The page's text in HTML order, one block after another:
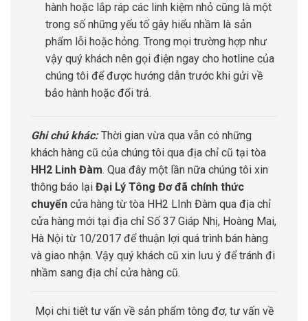
hành hoặc lắp ráp các linh kiệm nhỏ cũng là một
trong số những yếu tố gây hiểu nhầm là sản
phẩm lỗi hoặc hỏng. Trong mọi trường hợp như
vậy quý khách nên gọi điện ngay cho hotline của
chúng tôi để được hướng dẫn trước khi gửi về
bảo hành hoặc đổi trả.
Ghi chú khác: Thời gian vừa qua vẫn có những
khách hàng cũ của chúng tôi qua địa chỉ cũ tại tòa
HH2 Linh Đàm. Qua đây một lần nữa chúng tôi xin
thông báo lại Đại Lý Tông Đơ đã chính thức
chuyển cửa hàng từ tòa HH2 LInh Đàm qua địa chỉ
cửa hàng mới tại địa chỉ Số 37 Giáp Nhị, Hoàng Mai,
Hà Nội từ 10/2017 để thuận lợi quá trình bán hàng
và giao nhận. Vậy quý khách cũ xin lưu ý để tránh đi
nhầm sang địa chỉ cửa hàng cũ.
Mọi chi tiết tư vấn về sản phẩm tông đơ, tư vấn về